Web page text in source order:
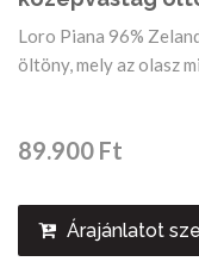
Loro Piana 96%
öltöny, mely az olasz
89.900 Ft
Árajánlatot